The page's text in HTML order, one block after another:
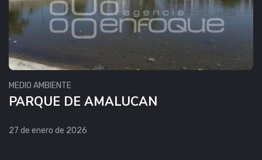
MEDIO AMBIENTE
PARQUE DE AMALUCAN
27 de enero de 2026